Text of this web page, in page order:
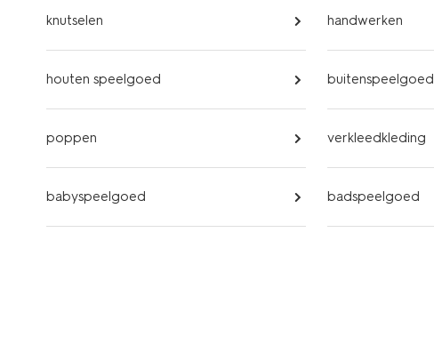
knutselen handwerken
houten speelgoed buitenspeelgoed
poppen verkleedkleding
babyspeelgoed badspeelgoed